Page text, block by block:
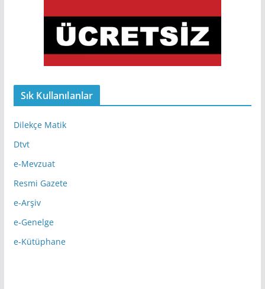
Sık Kullanılanlar
Dilekçe Matik
Dtvt
e-Mevzuat
Resmi Gazete
e-Arşiv
e-Genelge
e-Kütüphane